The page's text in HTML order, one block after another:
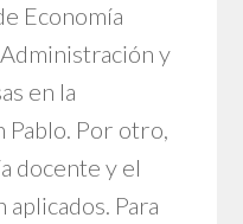
Economía
y
en la
Pablo. Por otro,
docente y el
Para